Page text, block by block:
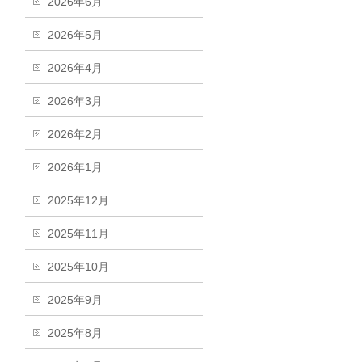
2026年5月
2026年4月
2026年3月
2026年2月
2026年1月
2025年12月
2025年11月
2025年10月
2025年9月
2025年8月